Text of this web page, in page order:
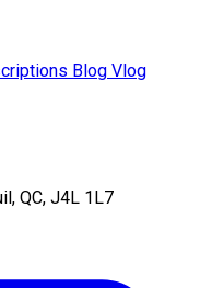
Blog Vlog
QC, J4L 1L7